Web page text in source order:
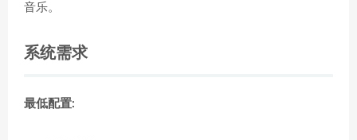
音乐。
系统需求
最低配置: